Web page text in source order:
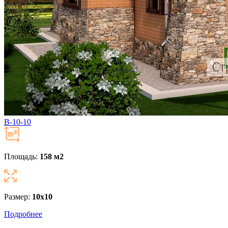
В-10-10
Площадь: 158 м2
Размер: 10х10
Подробнее